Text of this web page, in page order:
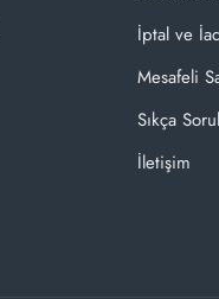
İptal ve
Mesafeli
Sıkça
İletişim